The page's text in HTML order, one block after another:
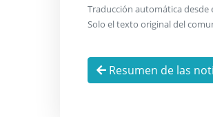
Traducción automática desde
Solo el texto original del
Resumen de las